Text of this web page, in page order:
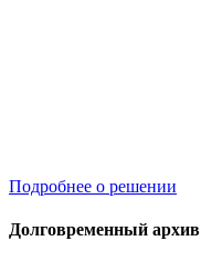
Подробнее о решении
Долговременный архив